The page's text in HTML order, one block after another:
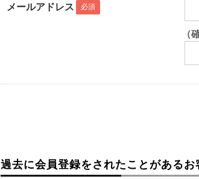
メールアドレス 必須
（
過去に会員登録をされたことがあるお